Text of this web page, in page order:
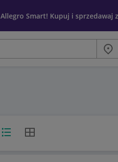
Allegro Smart! Kupuj i sprzedawaj
Miasto
Widok listyWidok siatki